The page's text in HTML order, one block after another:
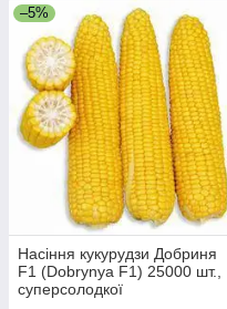
–5%
Насіння кукурудзи Добриня
F1 (Dobrynya F1) 25000 шт.,
суперсолодкої